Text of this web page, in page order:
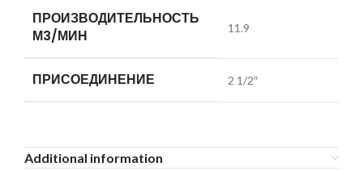
ПРОИЗВОДИТЕЛЬНОСТЬ
М3/МИН
11.9
ПРИСОЕДИНЕНИЕ 2 1/2″
Additional information